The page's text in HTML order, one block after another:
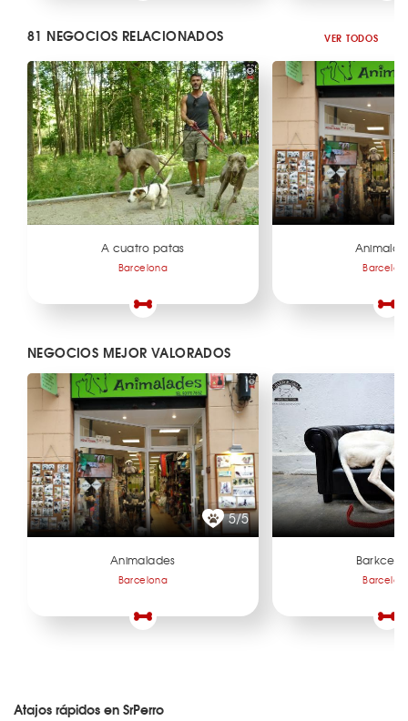
81 NEGOCIOS RELACIONADOS VER TODOS
A cuatro patas
Barcelona
NEGOCIOS MEJOR VALORADOS
5/5
Animalades
Barcelona
Atajos rápidos en SrPerro